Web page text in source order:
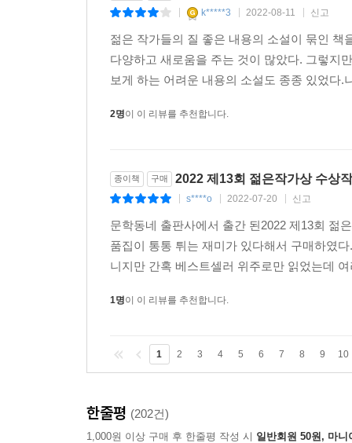
김지연, 「공원에서」 이 소설의 정교한 구성
내게는 무척 놀라웠다. (…) 등장인물의 혼란을
소설의 구성이 소설 속 어린이 서영보다 더 사랑
뜻대로 된 적은 별로 없지만 나는 사는 게 좋았
■ 2018년 문학동네신인상을 수상하며 작품활동
김혜진, 「미애」 교양과 호의 뒤에 숨은 동정
우리에게 익숙한, 중산층의 허위의식에 관한 서
없지 않았으나 미애의 눈에 점점 더 또렷하게
수상했다.
k*****3 2022-08-11 신고
젊은 작가들의 질 좋은 내용의 소설이 묶인
다양하고 새로움을 주는 것이 많았다. 그렇지
보게 하는 어려운 내용의 소설도 종종 있었다
2명이 이 리뷰를 추천합니다.
종이책 구매 2022 제13회 젊은작가상 수상
s****o 2022-07-20 신고
문학동네 출판사에서 출간 된2022 제13회 젊
품집이 통통 튀는 재미가 있다해서 구매하였
니지만 간혹 베스트셀러 위주로만 읽었는데
1명이 이 리뷰를 추천합니다.
1 2 3 4 5 6 7 8 9 10
한줄평 (202건)
1,000원 이상 구매 후 한줄평 작성 시 일반회원 50원, 마니